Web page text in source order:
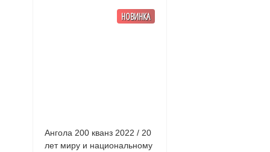
НОВИНКА
Ангола 200 кванз 2022 / 20
лет миру и национальному